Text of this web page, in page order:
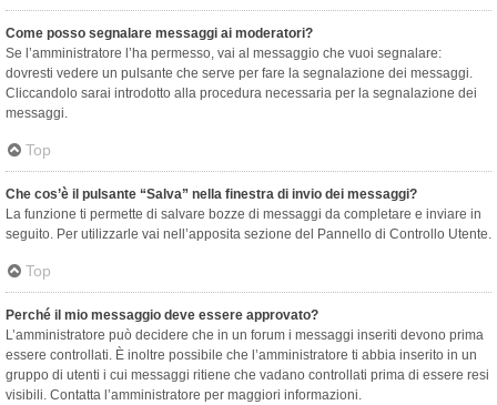
Come posso segnalare messaggi ai moderatori?
Se l’amministratore l’ha permesso, vai al messaggio che vuoi segnalare:
dovresti vedere un pulsante che serve per fare la segnalazione dei messaggi.
Cliccandolo sarai introdotto alla procedura necessaria per la segnalazione dei
messaggi.
Top
Che cos’è il pulsante “Salva” nella finestra di invio dei messaggi?
La funzione ti permette di salvare bozze di messaggi da completare e inviare in
seguito. Per utilizzarle vai nell’apposita sezione del Pannello di Controllo Utente.
Top
Perché il mio messaggio deve essere approvato?
L’amministratore può decidere che in un forum i messaggi inseriti devono prima
essere controllati. È inoltre possibile che l’amministratore ti abbia inserito in un
gruppo di utenti i cui messaggi ritiene che vadano controllati prima di essere resi
visibili. Contatta l’amministratore per maggiori informazioni.